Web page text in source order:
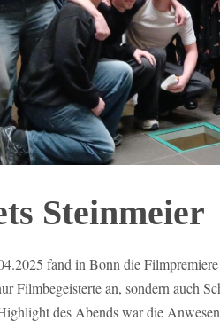
Steinmeier
fand in Bonn die
Filmbegeisterte an, sondern auch
des Abends war die